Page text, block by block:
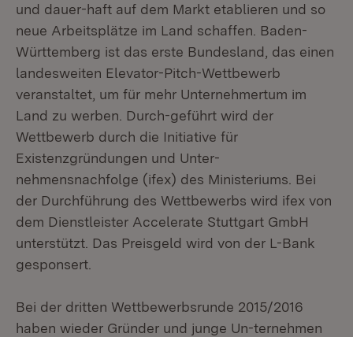
und dauer-haft auf dem Markt etablieren und so
neue Arbeitsplätze im Land schaffen. Baden-
Württemberg ist das erste Bundesland, das einen
landesweiten Elevator-Pitch-Wettbewerb
veranstaltet, um für mehr Unternehmertum im
Land zu werben. Durch-geführt wird der
Wettbewerb durch die Initiative für
Existenzgründungen und Unter-
nehmensnachfolge (ifex) des Ministeriums. Bei
der Durchführung des Wettbewerbs wird ifex von
dem Dienstleister Accelerate Stuttgart GmbH
unterstützt. Das Preisgeld wird von der L-Bank
gesponsert.
Bei der dritten Wettbewerbsrunde 2015/2016
haben wieder Gründer und junge Un-ternehmen